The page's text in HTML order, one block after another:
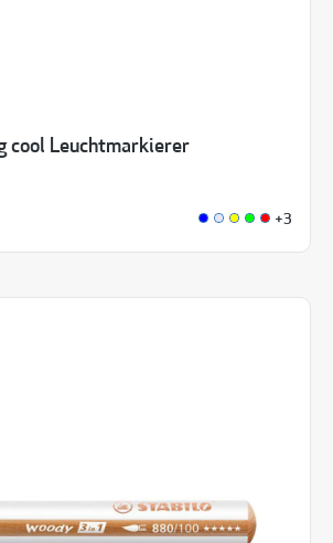
cool Leuchtmarkierer
+3